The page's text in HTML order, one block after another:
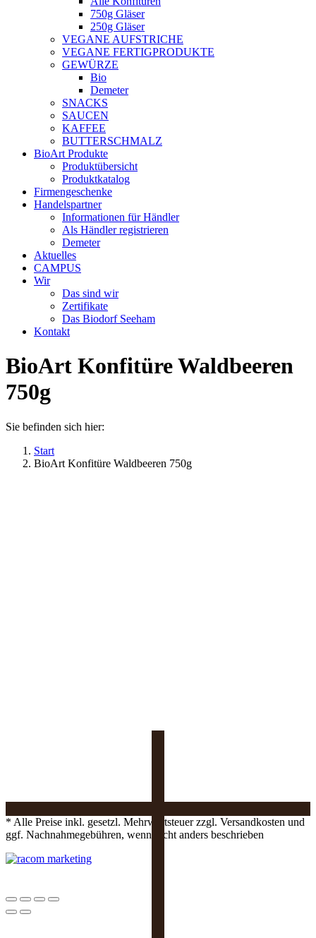
750g Gläser
250g Gläser
VEGANE AUFSTRICHE
VEGANE FERTIGPRODUKTE
GEWÜRZE
Bio
Demeter
SNACKS
SAUCEN
KAFFEE
BUTTERSCHMALZ
BioArt Produkte
Produktübersicht
Produktkatalog
Firmengeschenke
Handelspartner
Informationen für Händler
Als Händler registrieren
Demeter
Aktuelles
CAMPUS
Wir
Das sind wir
Zertifikate
Das Biodorf Seeham
Kontakt
BioArt Konfitüre Waldbeeren
750g
Sie befinden sich hier:
Start
BioArt Konfitüre Waldbeeren 750g
* Alle Preise inkl. gesetzl. Mehrwertsteuer zzgl. Versandkosten und
ggf. Nachnahmegebühren, wenn nicht anders beschrieben